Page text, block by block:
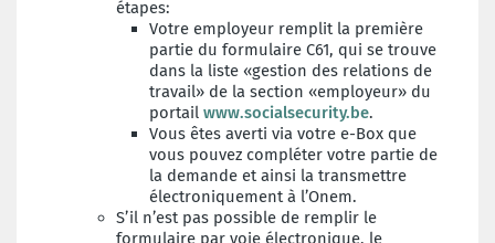
étapes:
Votre employeur remplit la première
partie du formulaire C61, qui se trouve
dans la liste «gestion des relations de
travail» de la section «employeur» du
portail www.socialsecurity.be.
Vous êtes averti via votre e-Box que
vous pouvez compléter votre partie de
la demande et ainsi la transmettre
électroniquement à l’Onem.
S’il n’est pas possible de remplir le
formulaire par voie électronique, le